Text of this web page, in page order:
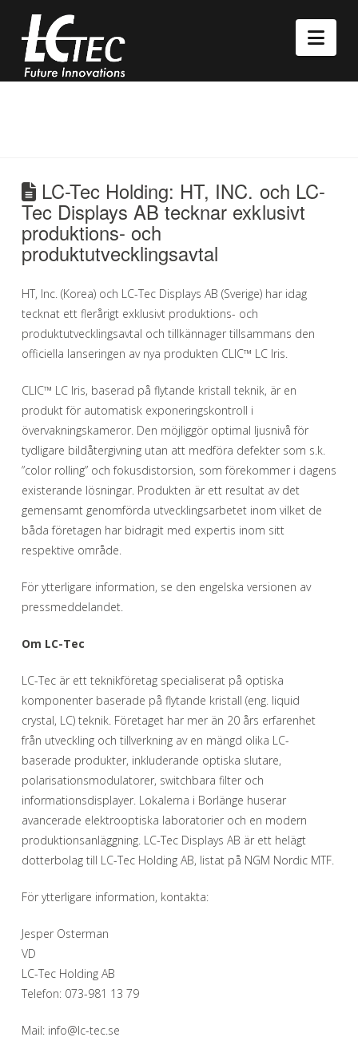
LC-Tec Holding: HT, INC. och LC-
Tec Displays AB tecknar exklusivt
produktions- och
produktutvecklingsavtal
HT, Inc. (Korea) och LC-Tec Displays AB (Sverige) har idag
tecknat ett flerårigt exklusivt produktions- och
produktutvecklingsavtal och tillkännager tillsammans den
officiella lanseringen av nya produkten CLIC™ LC Iris.
CLIC™ LC Iris, baserad på flytande kristall teknik, är en
produkt för automatisk exponeringskontroll i
övervakningskameror. Den möjliggör optimal ljusnivå för
tydligare bildåtergivning utan att medföra defekter som s.k.
”color rolling” och fokusdistorsion, som förekommer i dagens
existerande lösningar. Produkten är ett resultat av det
gemensamt genomförda utvecklingsarbetet inom vilket de
båda företagen har bidragit med expertis inom sitt
respektive område.
För ytterligare information, se den engelska versionen av
pressmeddelandet.
Om LC-Tec
LC-Tec är ett teknikföretag specialiserat på optiska
komponenter baserade på flytande kristall (eng. liquid
crystal, LC) teknik. Företaget har mer än 20 års erfarenhet
från utveckling och tillverkning av en mängd olika LC-
baserade produkter, inkluderande optiska slutare,
polarisationsmodulatorer, switchbara filter och
informationsdisplayer. Lokalerna i Borlänge huserar
avancerade elektrooptiska laboratorier och en modern
produktionsanläggning. LC-Tec Displays AB är ett helägt
dotterbolag till LC-Tec Holding AB, listat på NGM Nordic MTF.
För ytterligare information, kontakta:
Jesper Osterman
VD
LC-Tec Holding AB
Telefon: 073-981 13 79
Mail: info@lc-tec.se